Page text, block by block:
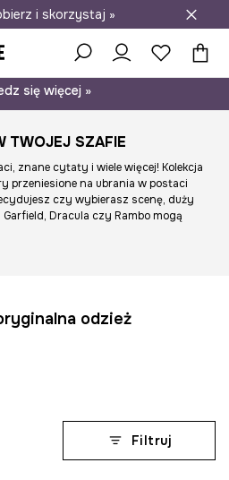
do salonów
i skorzystaj »
się więcej »
TWOJEJ SZAFIE
znane cytaty i wiele więcej! Kolekcja
przeniesione na ubrania w postaci
czy wybierasz scenę, duży
Dracula czy Rambo mogą
odzież
Filtruj